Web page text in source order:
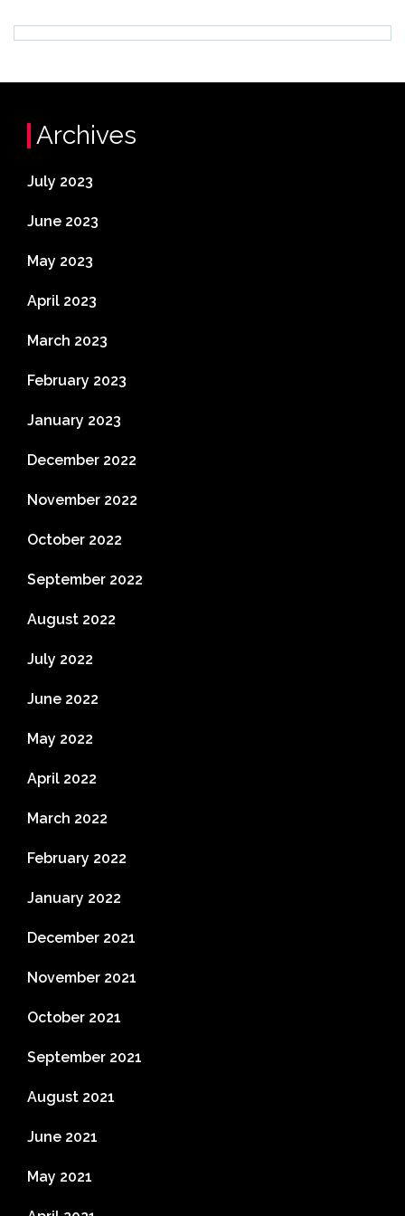
Archives
July 2023
June 2023
May 2023
April 2023
March 2023
February 2023
January 2023
December 2022
November 2022
October 2022
September 2022
August 2022
July 2022
June 2022
May 2022
April 2022
March 2022
February 2022
January 2022
December 2021
November 2021
October 2021
September 2021
August 2021
June 2021
May 2021